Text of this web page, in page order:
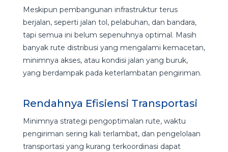
Meskipun pembangunan infrastruktur terus
berjalan, seperti jalan tol, pelabuhan, dan bandara,
tapi semua ini belum sepenuhnya optimal. Masih
banyak rute distribusi yang mengalami kemacetan,
minimnya akses, atau kondisi jalan yang buruk,
yang berdampak pada keterlambatan pengiriman.
Rendahnya Efisiensi Transportasi
Minimnya strategi pengoptimalan rute, waktu
pengiriman sering kali terlambat, dan pengelolaan
transportasi yang kurang terkoordinasi dapat